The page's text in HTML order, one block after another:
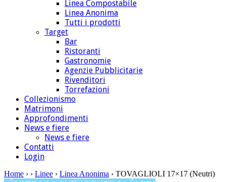
Linea Compostabile
Linea Anonima
Tutti i prodotti
Target
Bar
Ristoranti
Gastronomie
Agenzie Pubblicitarie
Rivenditori
Torrefazioni
Collezionismo
Matrimoni
Approfondimenti
News e fiere
News e fiere
Contatti
Login
Home › › Linee › Linea Anonima › TOVAGLIOLI 17×17 (Neutri)